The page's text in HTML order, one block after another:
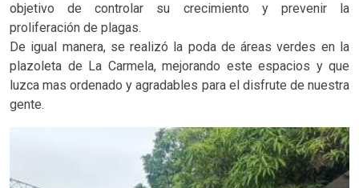
objetivo de controlar su crecimiento y prevenir la
proliferación de plagas.
De igual manera, se realizó la poda de áreas verdes en la
plazoleta de La Carmela, mejorando este espacios y que
luzca mas ordenado y agradables para el disfrute de nuestra
gente.